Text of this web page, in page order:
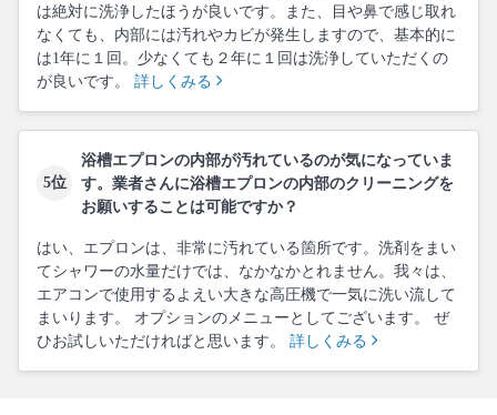
は絶対に洗浄したほうが良いです。また、目や鼻で感じ取れ
なくても、内部には汚れやカビが発生しますので、基本的に
は1年に１回。少なくても２年に１回は洗浄していただくの
が良いです。 詳しくみる
5位
浴槽エプロンの内部が汚れているのが気になっていま
す。業者さんに浴槽エプロンの内部のクリーニングを
お願いすることは可能ですか？
はい、エプロンは、非常に汚れている箇所です。洗剤をまい
てシャワーの水量だけでは、なかなかとれません。我々は、
エアコンで使用するよえい大きな高圧機で一気に洗い流して
まいります。 オプションのメニューとしてございます。 ぜ
ひお試しいただければと思います。 詳しくみる